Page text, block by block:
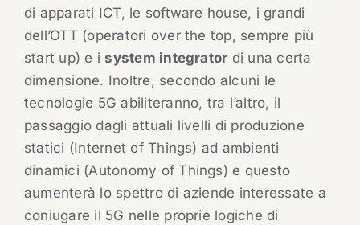
di apparati ICT, le software house, i grandi
dell’OTT (operatori over the top, sempre più
start up) e i system integrator di una certa
dimensione. Inoltre, secondo alcuni le
tecnologie 5G abiliteranno, tra l’altro, il
passaggio dagli attuali livelli di produzione
statici (Internet of Things) ad ambienti
dinamici (Autonomy of Things) e questo
aumenterà lo spettro di aziende interessate a
coniugare il 5G nelle proprie logiche di